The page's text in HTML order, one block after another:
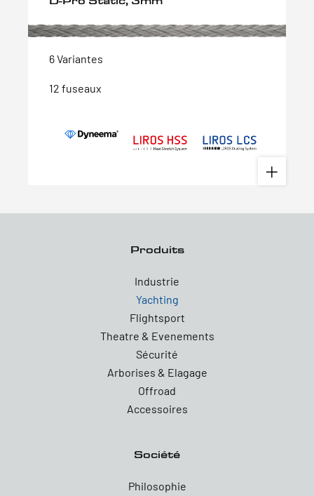
6 Variantes
12 fuseaux
Produits
Industrie
Yachting
Flightsport
Theatre & Evenements
Sécurité
Arborises & Elagage
Offroad
Accessoires
Société
Philosophie